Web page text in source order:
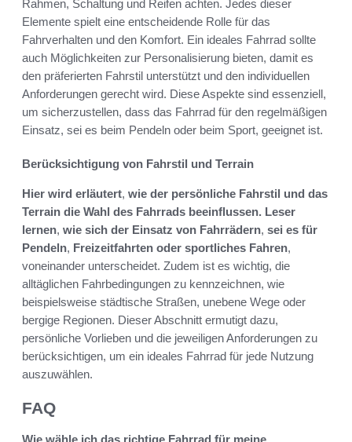
Rahmen, Schaltung und Reifen achten. Jedes dieser
Elemente spielt eine entscheidende Rolle für das
Fahrverhalten und den Komfort. Ein ideales Fahrrad sollte
auch Möglichkeiten zur Personalisierung bieten, damit es
den präferierten Fahrstil unterstützt und den individuellen
Anforderungen gerecht wird. Diese Aspekte sind essenziell,
um sicherzustellen, dass das Fahrrad für den regelmäßigen
Einsatz, sei es beim Pendeln oder beim Sport, geeignet ist.
Berücksichtigung von Fahrstil und Terrain
Hier wird erläutert, wie der persönliche Fahrstil und das
Terrain die Wahl des Fahrrads beeinflussen. Leser
lernen, wie sich der Einsatz von Fahrrädern, sei es für
Pendeln, Freizeitfahrten oder sportliches Fahren,
voneinander unterscheidet. Zudem ist es wichtig, die
alltäglichen Fahrbedingungen zu kennzeichnen, wie
beispielsweise städtische Straßen, unebene Wege oder
bergige Regionen. Dieser Abschnitt ermutigt dazu,
persönliche Vorlieben und die jeweiligen Anforderungen zu
berücksichtigen, um ein ideales Fahrrad für jede Nutzung
auszuwählen.
FAQ
Wie wähle ich das richtige Fahrrad für meine